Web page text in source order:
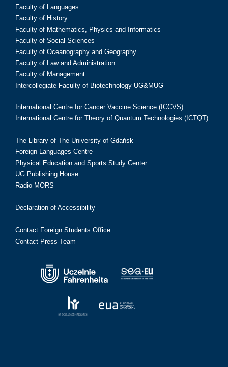
Faculty of Languages
Faculty of History
Faculty of Mathematics, Physics and Informatics
Faculty of Social Sciences
Faculty of Oceanography and Geography
Faculty of Law and Administration
Faculty of Management
Intercollegiate Faculty of Biotechnology UG&MUG
International Centre for Cancer Vaccine Science (ICCVS)
International Centre for Theory of Quantum Technologies (ICTQT)
The Library of The University of Gdańsk
Foreign Languages Centre
Physical Education and Sports Study Center
UG Publishing House
Radio MORS
Declaration of Accessibility
Contact Foreign Students Office
Contact Press Team